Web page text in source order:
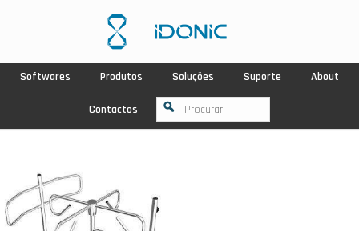
Softwares Produtos Soluções Suporte About
Contactos